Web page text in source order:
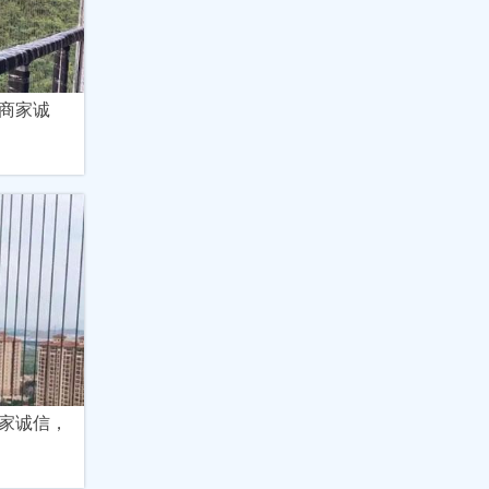
家诚
诚信，